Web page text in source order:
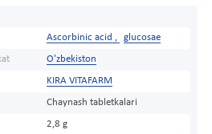
Ascorbinic acid , glucosae
O'zbekiston
KIRA VITAFARM
Chaynash tabletkalari
2,8 g